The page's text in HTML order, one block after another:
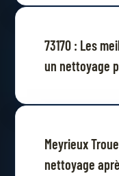
73170 : Les
un nettoyage
Meyrieux
nettoyage